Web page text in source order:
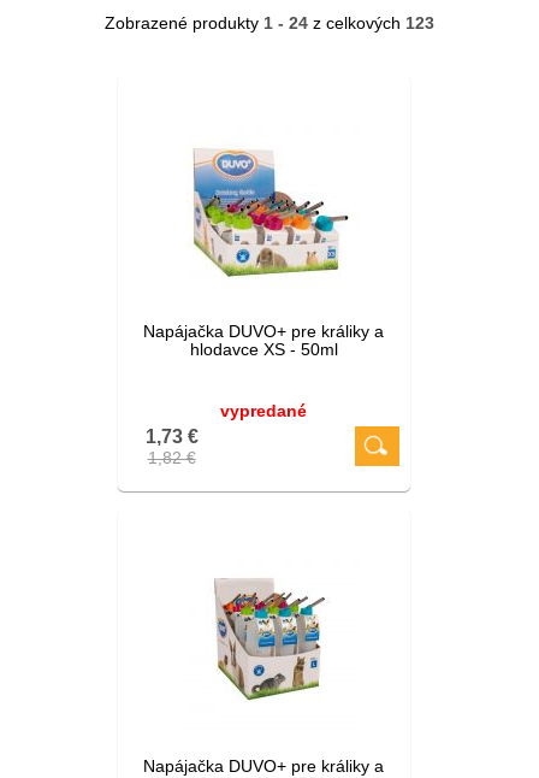
Zobrazené produkty 1 - 24 z celkových 123
Napájačka DUVO+ pre králiky a
hlodavce XS - 50ml
vypredané
1,73 €
1,82 €
Napájačka DUVO+ pre králiky a